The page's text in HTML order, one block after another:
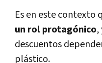
Es en este contexto
un rol protagónico,
descuentos
plástico.